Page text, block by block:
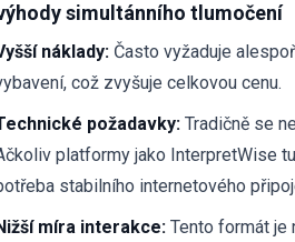
simultánního tlumočení
náklady: Často vyžaduje
což zvyšuje celkovou cenu.
požadavky: Tradičně se
platformy jako InterpretWise
stabilního internetového
míra interakce: Tento formát je